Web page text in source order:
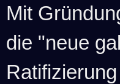
Mit
die "neue